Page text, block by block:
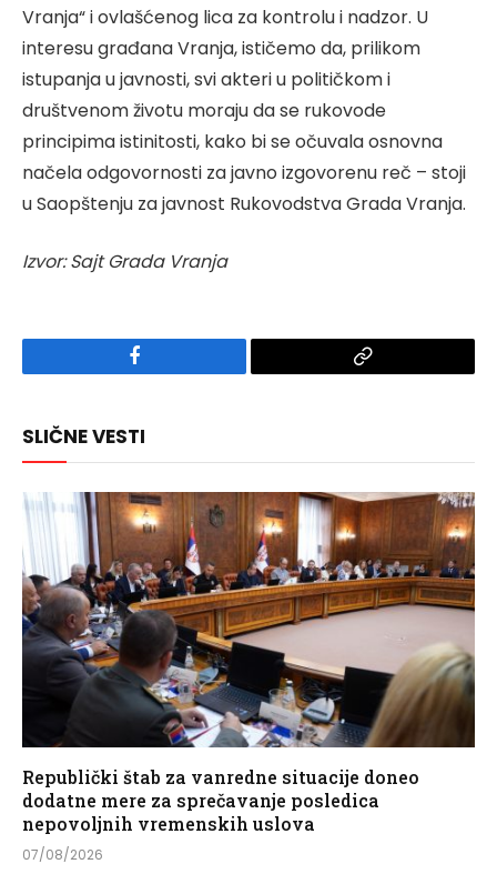
Vranja“ i ovlašćenog lica za kontrolu i nadzor. U
interesu građana Vranja, ističemo da, prilikom
istupanja u javnosti, svi akteri u političkom i
društvenom životu moraju da se rukovode
principima istinitosti, kako bi se očuvala osnovna
načela odgovornosti za javno izgovorenu reč – stoji
u Saopštenju za javnost Rukovodstva Grada Vranja.
Izvor: Sajt Grada Vranja
Facebook
Copy
SLIČNE VESTI
Republički štab za vanredne situacije doneo
dodatne mere za sprečavanje posledica
nepovoljnih vremenskih uslova
07/08/2026